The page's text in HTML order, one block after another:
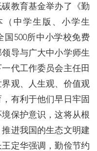
教育基金举办了《勤
中学生版、小学生
国500所中小学校免费
导与广大中小学师生
代工作委员会主任田
观、人生观、价值观
有利于他们早日牢固
保护意识，这将从根
进我国的生态文明建
定华强调，勤俭节约